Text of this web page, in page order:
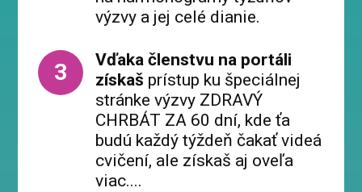
výzvy a jej celé dianie.
3
Vďaka členstvu na portáli
získaš prístup ku špeciálnej
stránke výzvy ZDRAVÝ
CHRBÁT ZA 60 dní, kde ťa
budú každý týždeň čakať videá
cvičení, ale získaš aj oveľa
viac....